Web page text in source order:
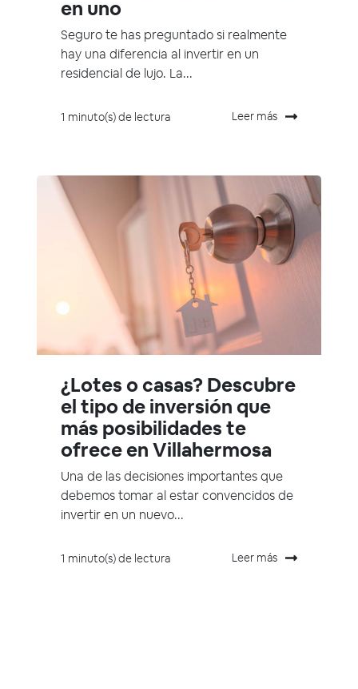
en uno
Seguro te has preguntado si realmente
hay una diferencia al invertir en un
residencial de lujo. La...
1 minuto(s) de lectura Leer más
¿Lotes o casas? Descubre
el tipo de inversión que
más posibilidades te
ofrece en Villahermosa
Una de las decisiones importantes que
debemos tomar al estar convencidos de
invertir en un nuevo...
1 minuto(s) de lectura Leer más